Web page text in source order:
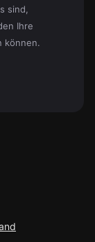
sind,
Ihre
können.